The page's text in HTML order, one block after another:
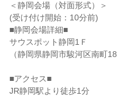
＜静岡会場（対面形式）＞
(受け付け開始：10分前)
■静岡会場詳細■
サウスポット静岡1Ｆ
（静岡県静岡市駿河区南町18
■アクセス■
JR静岡駅より徒歩1分